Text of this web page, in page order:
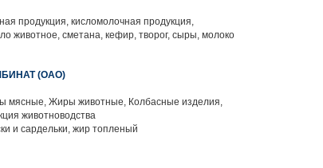
продукция, кисломолочная продукция,
животное, сметана, кефир, творог, сыры, молоко
(ОАО)
мясные, Жиры животные, Колбасные изделия,
животноводства
и сардельки, жир топленый